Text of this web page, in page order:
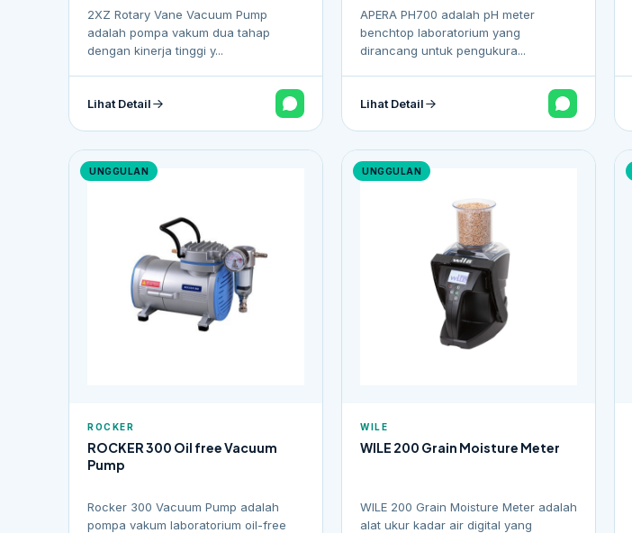
2XZ Rotary Vane Vacuum Pump
adalah pompa vakum dua tahap
dengan kinerja tinggi y...
Lihat Detail
APERA PH700 adalah pH meter
benchtop laboratorium yang
dirancang untuk pengukura...
Lihat Detail
UNGGULAN
ROCKER
ROCKER 300 Oil free Vacuum
Pump
Rocker 300 Vacuum Pump adalah
pompa vakum laboratorium oil-free
UNGGULAN
WILE
WILE 200 Grain Moisture Meter
WILE 200 Grain Moisture Meter adalah
alat ukur kadar air digital yang